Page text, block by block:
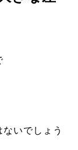
いでしょう